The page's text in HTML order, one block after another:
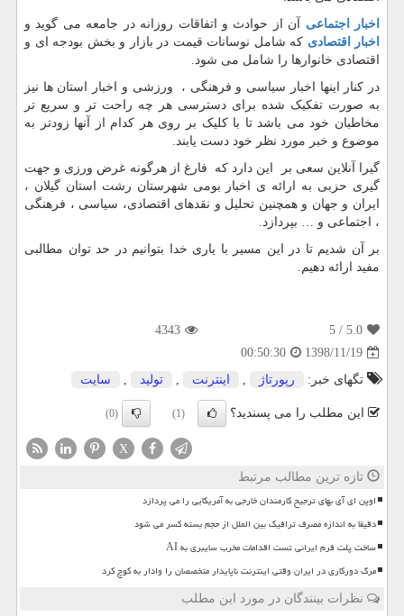
اخبار اجتماعی آن از حوادث و اتفاقات روزانه در جامعه می گوید و
اخبار اقتصادی که شامل نوسانات قیمت در بازار و بخش بودجه ای و
اقتصادی خانوارها را شامل می شود.
در کنار اینها اخبار سیاسی و فرهنگی ، ورزشی و اخبار استان ها نیز
به صورت تفکیک شده برای دسترسی هر چه راحت تر و سریع تر
مخاطبان خود می باشد تا با کلیک بر روی هر کدام از آنها زودتر به
موضوع و خبر مورد نظر خود دست یابند.
گیرا آنلاین سعی بر این دارد که فارغ از هرگونه غرض ورزی و جهت
گیری حزبی به ارائه ی اخبار بومی شهرستان رشت استان گیلان ،
ایران و جهان و همچنین تحلیل و نقدهای اقتصادی، سیاسی ، فرهنگی
، اجتماعی و … بپردازد.
بر آن شدیم تا در این مسیر با یاری خدا بتوانیم در حد توان مطالبی
مفید ارائه دهیم.
5.0
/ 5
4343
1398/11/19
00:50:30
تگهای خبر:
رپورتاژ , اینترنت , تولید , سایت
این مطلب را می پسندید؟ (1)
(0)
X
تازه ترین مطالب مرتبط
اوپن ای آی بهای ترجیح کارمندان خارجی به آمریکایی را می پردازد
دقیقا به اندازه مصرف ترافیک بین الملل از حجم بسته کسر می شود
ساخت پلت فرم ایرانی تست اقدامات مخرب سایبری به AI
مرگ دورکاری در ایران وقتی اینترنت ناپایدار متخصصان را وادار به کوچ کرد
نظرات بینندگان در مورد این مطلب